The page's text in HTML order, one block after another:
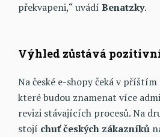
překvapeni,“ uvádí Benatzky.
Výhled zůstává
Na české e-shopy čeká v příštím
které budou znamenat více
revizi stávajících procesů. Na
stojí chuťčeských zákazníků